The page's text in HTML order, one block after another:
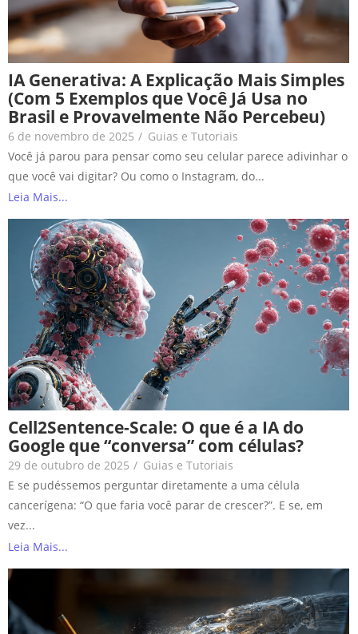
IA Generativa: A Explicação Mais Simples
(Com 5 Exemplos que Você Já Usa no
Brasil e Provavelmente Não Percebeu)
6 de novembro de 2025 / Guias e Tutoriais
Você já parou para pensar como seu celular parece adivinhar o
que você vai digitar? Ou como o Instagram, do...
Leia Mais...
Cell2Sentence-Scale: O que é a IA do
Google que “conversa” com células?
29 de outubro de 2025 / Guias e Tutoriais
E se pudéssemos perguntar diretamente a uma célula
cancerígena: “O que faria você parar de crescer?”. E se, em
vez...
Leia Mais...